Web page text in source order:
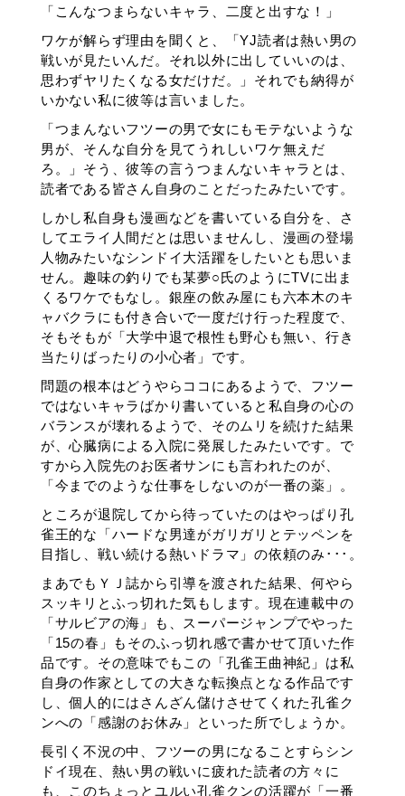
「こんなつまらないキャラ、二度と出すな！」
ワケが解らず理由を聞くと、「YJ読者は熱い男の
戦いが見たいんだ。それ以外に出していいのは、
思わずヤリたくなる女だけだ。」それでも納得が
いかない私に彼等は言いました。
「つまんないフツーの男で女にもモテないような
男が、そんな自分を見てうれしいワケ無えだ
ろ。」そう、彼等の言うつまんないキャラとは、
読者である皆さん自身のことだったみたいです。
しかし私自身も漫画などを書いている自分を、さ
してエライ人間だとは思いませんし、漫画の登場
人物みたいなシンドイ大活躍をしたいとも思いま
せん。趣味の釣りでも某夢○氏のようにTVに出ま
くるワケでもなし。銀座の飲み屋にも六本木のキ
ャバクラにも付き合いで一度だけ行った程度で、
そもそもが「大学中退で根性も野心も無い、行き
当たりばったりの小心者」です。
問題の根本はどうやらココにあるようで、フツー
ではないキャラばかり書いていると私自身の心の
バランスが壊れるようで、そのムリを続けた結果
が、心臓病による入院に発展したみたいです。で
すから入院先のお医者サンにも言われたのが、
「今までのような仕事をしないのが一番の薬」。
ところが退院してから待っていたのはやっぱり孔
雀王的な「ハードな男達がガリガリとテッペンを
目指し、戦い続ける熱いドラマ」の依頼のみ･･･。
まあでもＹＪ誌から引導を渡された結果、何やら
スッキリとふっ切れた気もします。現在連載中の
「サルビアの海」も、スーパージャンプでやった
「15の春」もそのふっ切れ感で書かせて頂いた作
品です。その意味でもこの「孔雀王曲神紀」は私
自身の作家としての大きな転換点となる作品です
し、個人的にはさんざん儲けさせてくれた孔雀ク
ンへの「感謝のお休み」といった所でしょうか。
長引く不況の中、フツーの男になることすらシン
ドイ現在、熱い男の戦いに疲れた読者の方々に
も、このちょっとユルい孔雀クンの活躍が「一番